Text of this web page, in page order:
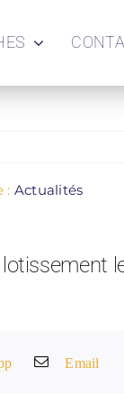
: Actualités
Email